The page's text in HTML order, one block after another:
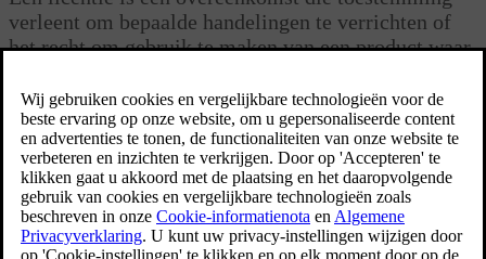
Bijgewerkt 16/03/2023
verleent om bepaalde handelingen te verrichten of
het recht om gebruik te maken van een product waar
eigendomsrechten op heeft, onder de voorwaarden
vervat in de overeenkomst. Hier volgen de teksten
van de overeenkomsten tussen Volvo en
producenten/ontwikkelaars. Een groot aantal van
deze teksten is in het Engels.